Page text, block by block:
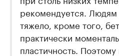
рекомендуется. Людям
тяжело, кроме того,
практически
пластичность.